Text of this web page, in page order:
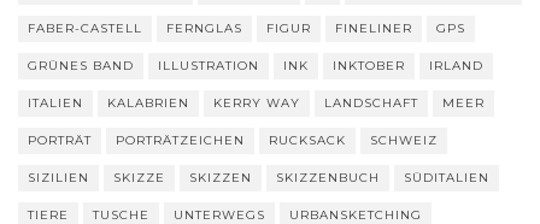
FABER-CASTELL FERNGLAS FIGUR FINELINER GPS
GRÜNES BAND ILLUSTRATION INK INKTOBER IRLAND
ITALIEN KALABRIEN KERRY WAY LANDSCHAFT MEER
PORTRÄT PORTRÄTZEICHEN RUCKSACK SCHWEIZ
SIZILIEN SKIZZE SKIZZEN SKIZZENBUCH SÜDITALIEN
TIERE TUSCHE UNTERWEGS URBANSKETCHING